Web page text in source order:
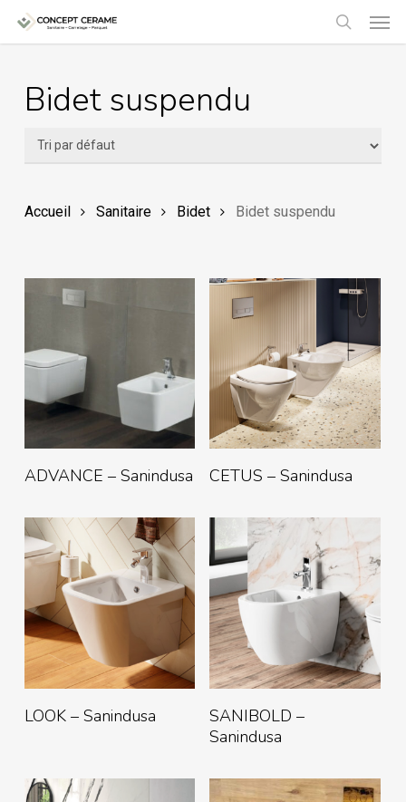
Skip
to
content
search
Bidet suspendu
Accueil Sanitaire Bidet Bidet suspendu
Lire La Suite
ADVANCE – Sanindusa Lire La Suite
CETUS – Sanindusa
Lire La Suite
LOOK – Sanindusa Lire La Suite
SANIBOLD –
Sanindusa